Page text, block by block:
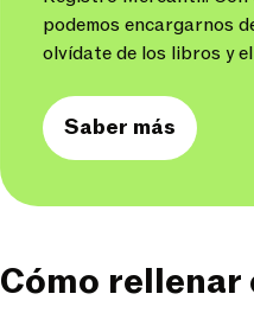
podemos encargarnos
olvídate de los libros y
Saber más
Cómo rellenar